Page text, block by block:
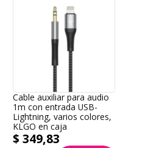
Cable auxiliar para audio
1m con entrada USB-
Lightning, varios colores,
KLGO en caja
$ 349,83